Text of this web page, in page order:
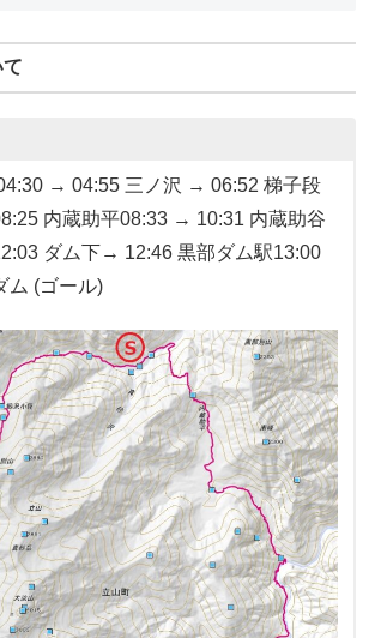
→ 04:55 三ノ沢 → 06:52 梯子段
内蔵助平08:33 → 10:31 内蔵助谷
ダム下→ 12:46 黒部ダム駅13:00
ム (ゴール)